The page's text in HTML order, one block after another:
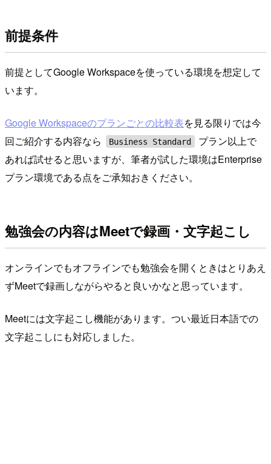
前提条件
前提としてGoogle Workspaceを使っている環境を想定して
います。
Google Workspaceのプランごとの比較表を見る限りでは今
回ご紹介する内容なら
Business Standard
プラン以上で
あれば試せると思いますが、筆者が試した環境はEnterprise
プラン環境である点をご承知おきください。
勉強会の内容はMeetで録画・文字起こし
オンラインでもオフラインでも勉強会を開くときはとりあえ
ずMeetで録画しながらやると良いかなと思っています。
Meetには文字起こし機能があります。つい最近日本語での
文字起こしにも対応しました。